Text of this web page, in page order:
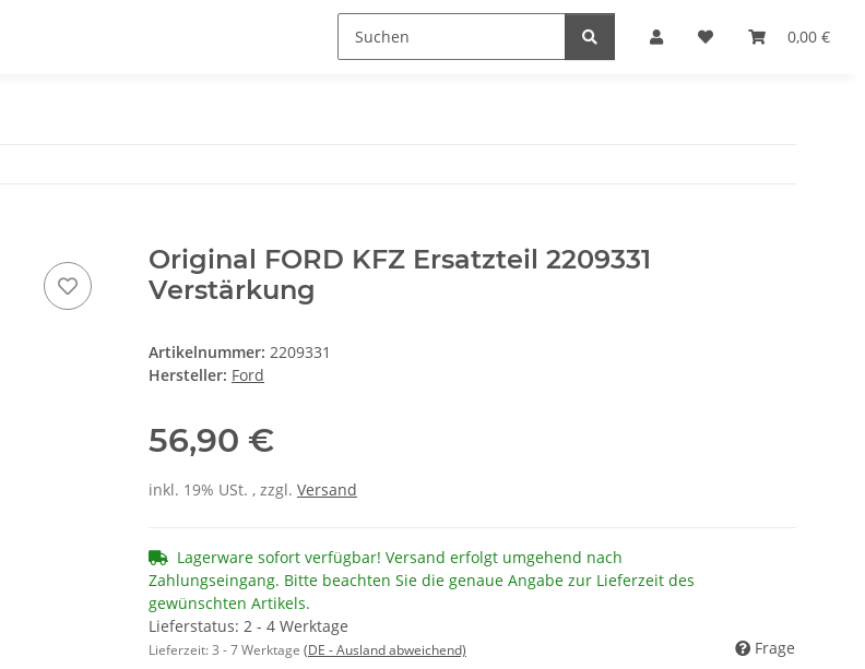
0,00 €
Original FORD KFZ Ersatzteil 2209331
Verstärkung
Artikelnummer: 2209331
Hersteller: Ford
56,90 €
inkl. 19% USt. , zzgl. Versand
Lagerware sofort verfügbar! Versand erfolgt umgehend nach
Zahlungseingang. Bitte beachten Sie die genaue Angabe zur Lieferzeit des
gewünschten Artikels.
Lieferstatus: 2 - 4 Werktage
Lieferzeit:3 - 7 Werktage (DE - Ausland abweichend) Frage